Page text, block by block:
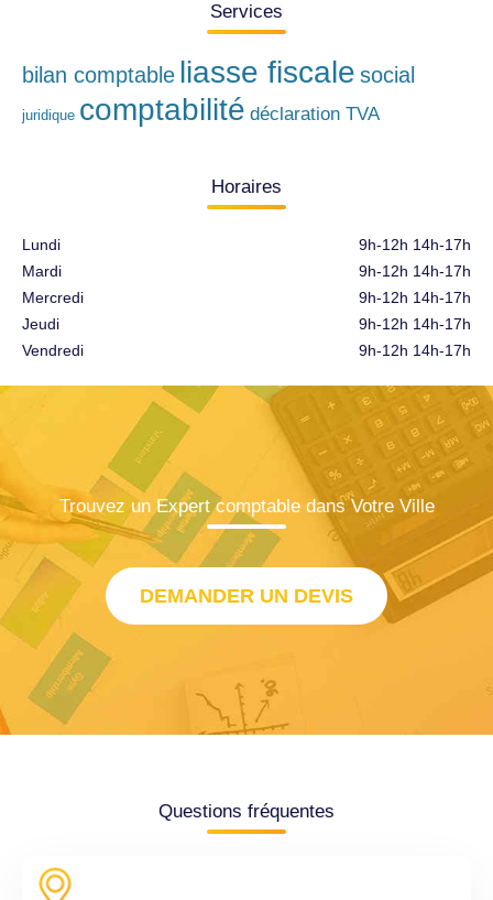
Services
bilan comptable liasse fiscale social
juridique comptabilité déclaration TVA
Horaires
Lundi
Mardi
Mercredi
Jeudi
Vendredi
9h-12h 14h-17h
9h-12h 14h-17h
9h-12h 14h-17h
9h-12h 14h-17h
9h-12h 14h-17h
Trouvez un Expert comptable dans Votre Ville
DEMANDER UN DEVIS
Questions fréquentes